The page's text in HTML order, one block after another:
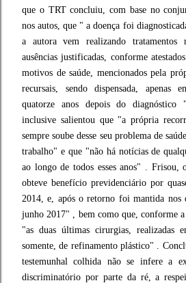
que o TRT concluiu, com base no
nos autos, que " a doença foi
a autora vem realizando tratamentos
ausências justificadas, conforme
motivos de saúde, mencionados pela
recursais, sendo dispensada, apenas
quatorze anos depois do
inclusive salientou que "a própria
sempre soube desse seu problema de
trabalho" e que "não há notícias de
ao longo de todos esses anos" . Frisou,
obteve benefício previdenciário por
2014, e, após o retorno foi mantida nos
junho 2017" , bem como que, conforme
"as duas últimas cirurgias, realizadas
somente, de refinamento plástico" .
testemunhal colhida não se infere a
discriminatório por parte da ré, a